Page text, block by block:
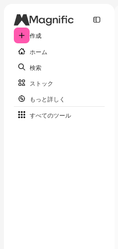
作成
ホーム
検索
ストック
もっと詳しく
すべてのツール